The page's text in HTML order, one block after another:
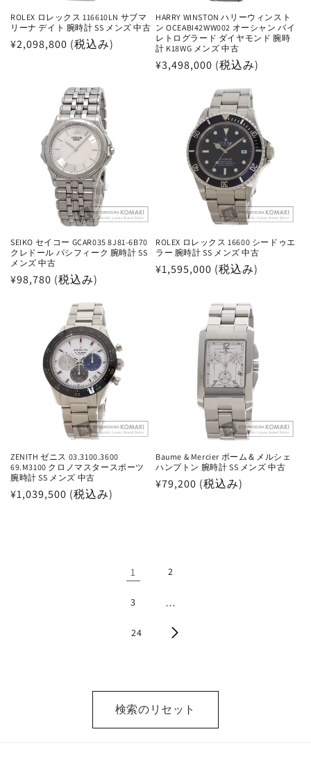
ROLEX ロレックス 116610LN サブマ
リーナ デイト 腕時計 SS メンズ 中古
通
¥2,098,800 (税込み)
HARRY WINSTON ハリーウィンスト
ン OCEABI42WW002 オーシャン バイ
レトログラード ダイヤモンド 腕時
計 K18WG メンズ 中古
通
¥3,498,000 (税込み)
SEIKO セイコー GCAR035 8J81-6B70
クレドール パシフィーク 腕時計 SS
メンズ 中古
通
¥98,780 (税込み)
ROLEX ロレックス 16600 シードゥエ
ラー 腕時計 SS メンズ 中古
通
¥1,595,000 (税込み)
ZENITH ゼニス 03.3100.3600
69.M3100 クロノマスタースポーツ
腕時計 SS メンズ 中古
通
¥1,039,500 (税込み)
Baume & Mercier ボーム＆メルシェ
ハンプトン 腕時計 SS メンズ 中古
通
¥79,200 (税込み)
1 2
3 …
24
検索のリセット